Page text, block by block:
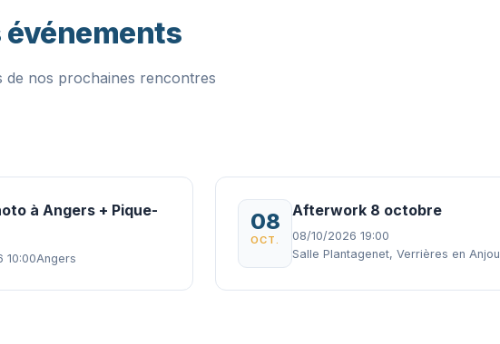
événements
de nos prochaines rencontres
à Angers + Pique-
10:00Angers
08
OCT.
Afterwork 8 octobre
08/10/2026 19:00
Salle Plantagenet, Verrières en Anjou